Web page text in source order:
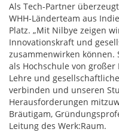
Als Tech-Partner
WHH-Länderteam aus
Platz. „Mit Nilbye zeigen
Innovationskraft und
zusammenwirken können.
als Hochschule von
Lehre und
verbinden und unseren
Herausforderungen
Bräutigam,
Leitung des Werk:Raum.